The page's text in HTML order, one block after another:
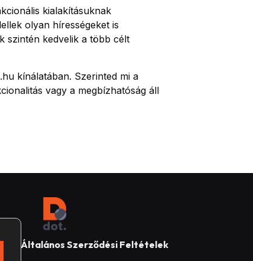
kialakításuknak
olyan hírességeket is
szintén kedvelik a több célt
kínálatában. Szerinted mi a
vagy a megbízhatóság áll
Általános Szerződési Feltételek